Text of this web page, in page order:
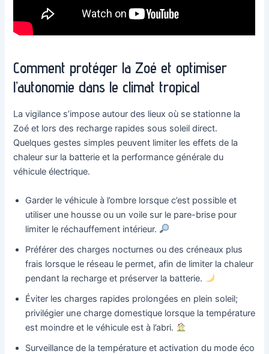
Comment protéger la Zoé et optimiser
l’autonomie dans le climat tropical
La vigilance s’impose autour des lieux où se stationne la
Zoé et lors des recharge rapides sous soleil direct.
Quelques gestes simples peuvent limiter les effets de la
chaleur sur la batterie et la performance générale du
véhicule électrique.
Garder le véhicule à l’ombre lorsque c’est possible et
utiliser une housse ou un voile sur le pare-brise pour
limiter le réchauffement intérieur.
Préférer des charges nocturnes ou des créneaux plus
frais lorsque le réseau le permet, afin de limiter la chaleur
pendant la recharge et préserver la batterie.
Éviter les charges rapides prolongées en plein soleil;
privilégier une charge domestique lorsque la température
est moindre et le véhicule est à l’abri.
Surveillance de la température et activation du mode éco